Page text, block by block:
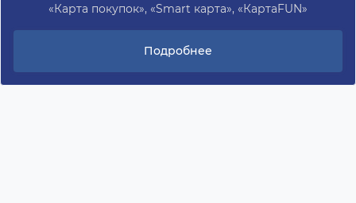
«Карта покупок», «Smart карта», «КартаFUN»
Подробнее